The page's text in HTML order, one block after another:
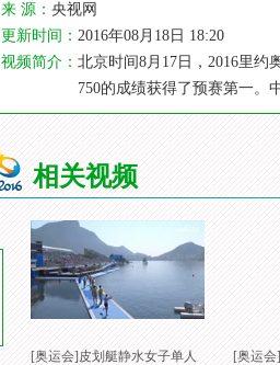
来 源： 央视网
更新时间： 2016年08月18日 18:20
视频简介： 北京时间8月17日，2016里约
750的成绩获得了预赛第一。
相关视频
[奥运会]皮划艇静水女子单人
[奥运